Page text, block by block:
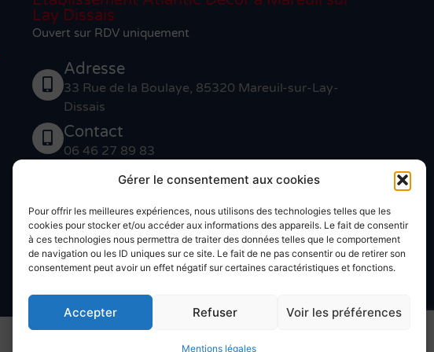
Gérer le consentement aux cookies
Pour offrir les meilleures expériences, nous utilisons des technologies telles que les
cookies pour stocker et/ou accéder aux informations des appareils. Le fait de consentir
à ces technologies nous permettra de traiter des données telles que le comportement
de navigation ou les ID uniques sur ce site. Le fait de ne pas consentir ou de retirer son
consentement peut avoir un effet négatif sur certaines caractéristiques et fonctions.
Accepter Refuser Voir les préférences
Mentions légales
Lay Dissais
Ouvert sur RDV uniquement
Adresse
33 Rue de la Boulaye, 85320 Mareuil-sur-Lay-
Dissais
Contact
06 46 27 89 83
Contact
Devis gratuit